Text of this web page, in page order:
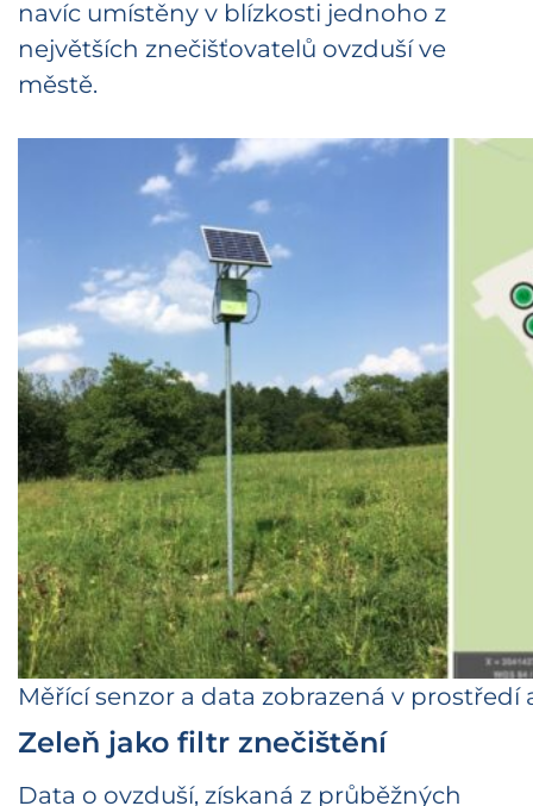
navíc umístěny v blízkosti jednoho z
největších znečišťovatelů ovzduší ve
městě.
Měřící senzor a data zobrazená v prostředí
Zeleň jako filtr znečištění
Data o ovzduší, získaná z průběžných